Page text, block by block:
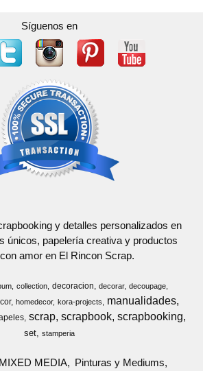
Síguenos en
y detalles personalizados en
únicos, papelería creativa y productos
amor en El Rincon Scrap.
collection decoracion decorar
decoupage
homedecor kora-projects manualidades
scrap scrapbook scrapbooking
set stamperia
MIXED MEDIA
Pinturas y Mediums